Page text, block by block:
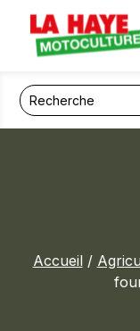
Panneau de gestion
Accueil/